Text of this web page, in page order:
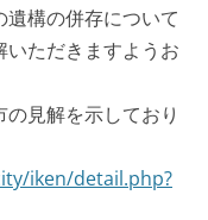
構の併存について
ただきますようお
見解を示しており
iken/detail.php?